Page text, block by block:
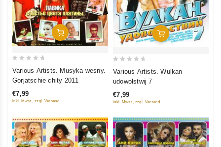
In Den Warenkorb
5
Various Artists. Musyka wesny.
Gorjatschie chity 2011
€7,99
inkl. Mwst., zzgl. Versand
In Den Warenkorb
5
Various Artists. Wulkan
udowolstwij 7
€7,99
inkl. Mwst., zzgl. Versand